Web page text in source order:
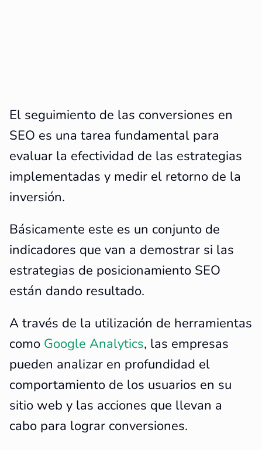
El seguimiento de las conversiones en
SEO es una tarea fundamental para
evaluar la efectividad de las estrategias
implementadas y medir el retorno de la
inversión.
Básicamente este es un conjunto de
indicadores que van a demostrar si las
estrategias de posicionamiento SEO
están dando resultado.
A través de la utilización de herramientas
como Google Analytics, las empresas
pueden analizar en profundidad el
comportamiento de los usuarios en su
sitio web y las acciones que llevan a
cabo para lograr conversiones.